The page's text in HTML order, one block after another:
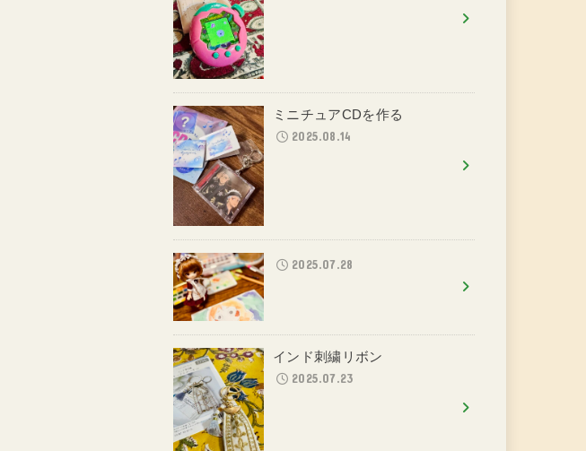
ミニチュアCDを作る
2025.08.14
2025.07.28
インド刺繍リボン
2025.07.23